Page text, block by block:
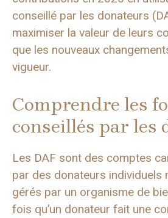
conseillé par les donateurs
maximiser la valeur de leurs
que les nouveaux
vigueur.
Comprendre les
conseillés par les
Les DAF sont des comptes
par des donateurs individuels
gérés par un organisme de
fois qu’un donateur fait une